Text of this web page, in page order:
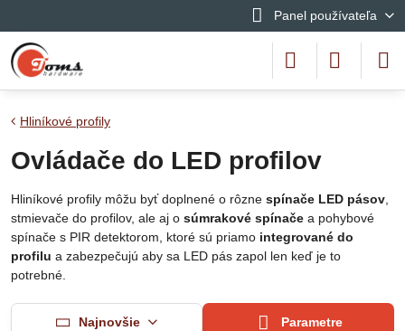
Panel používateľa
Hliníkové profily
Ovládače do LED profilov
Hliníkové profily môžu byť doplnené o rôzne spínače LED pásov
stmievače do profilov, ale aj o súmrakové spínače a pohybové
spínače s PIR detektorom, ktoré sú priamo integrované do
profilu a zabezpečujú aby sa LED pás zapol len keď je to
potrebné.
Najnovšie Parametre